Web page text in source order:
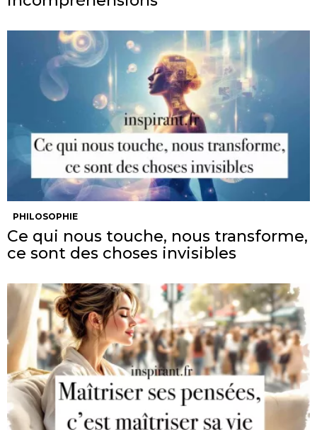
PHILOSOPHIE
Ce qui nous touche, nous transforme,
ce sont des choses invisibles